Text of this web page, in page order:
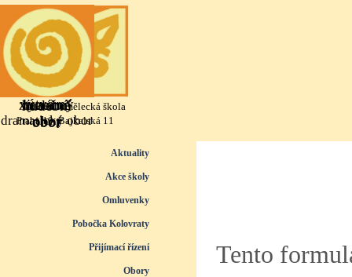
Přejít na obsah
výtvarný
taneční
literárně
hudební
Základní umělecká škola
Praha 10, Bajkalská 11
obor
obor
dramatický obor
obor
Přeskočit menu
Aktuality
Akce školy
Omluvenky
Pobočka Kolovraty
Přijímací řízení
Obory
Tento